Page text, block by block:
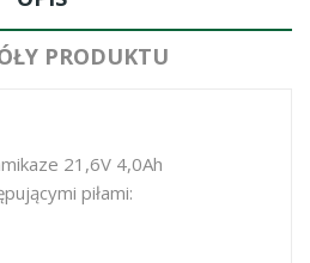
PRODUKTU
21,6V 4,0Ah
piłami: